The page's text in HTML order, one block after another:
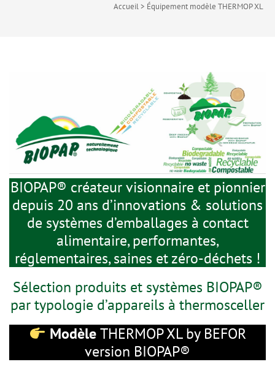
Accueil> Équipement modèle THERMOP XL
BIOPAP® créateur visionnaire et pionnier
depuis 20 ans d’innovations & solutions
de systèmes d’emballages à contact
alimentaire, performantes,
réglementaires, saines et zéro-déchets !
Sélection produits et systèmes BIOPAP®
par typologie d’appareils à thermosceller
ModèleTHERMOP XL by BEFOR
version BIOPAP®